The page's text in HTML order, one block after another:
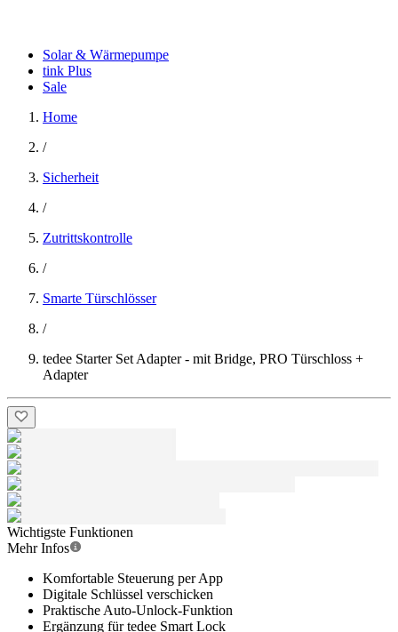
Solar & Wärmepumpe
tink Plus
Sale
Home
/
Sicherheit
/
Zutrittskontrolle
/
Smarte Türschlösser
/
tedee Starter Set Adapter - mit Bridge, PRO Türschloss +
Adapter
Wichtigste Funktionen
Mehr Infos
Komfortable Steuerung per App
Digitale Schlüssel verschicken
Praktische Auto-Unlock-Funktion
Ergänzung für tedee Smart Lock